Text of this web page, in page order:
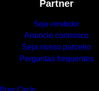
Partner
Seja vendedor
Anuncie connosco
Seja nosso parceiro
Perguntas frequentes
Pure Circle